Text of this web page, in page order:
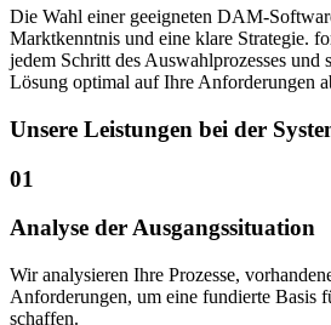
Die Wahl einer geeigneten DAM-
Marktkenntnis und eine klare Strategie.
jedem Schritt des Auswahlprozesses und
Lösung optimal auf Ihre Anforderungen
Unsere Leistungen bei der
01
Analyse der Ausgangssituation
Wir analysieren Ihre Prozesse,
Anforderungen, um eine fundierte Basis
schaffen.